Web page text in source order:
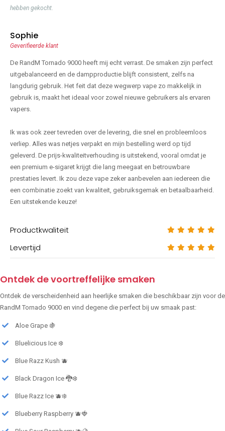
hebben gekocht.
Sophie
Geverifieerde klant
De RandM Tornado 9000 heeft mij echt verrast. De smaken zijn perfect
uitgebalanceerd en de dampproductie blijft consistent, zelfs na
langdurig gebruik. Het feit dat deze wegwerp vape zo makkelijk in
gebruik is, maakt het ideaal voor zowel nieuwe gebruikers als ervaren
vapers.
Ik was ook zeer tevreden over de levering, die snel en probleemloos
verliep. Alles was netjes verpakt en mijn bestelling werd op tijd
geleverd. De prijs-kwaliteitverhouding is uitstekend, vooral omdat je
een premium e-sigaret krijgt die lang meegaat en betrouwbare
prestaties levert. Ik zou deze vape zeker aanbevelen aan iedereen die
een combinatie zoekt van kwaliteit, gebruiksgemak en betaalbaarheid.
Een uitstekende keuze!
Productkwaliteit
Levertijd
Ontdek de voortreffelijke smaken
Ontdek de verscheidenheid aan heerlijke smaken die beschikbaar zijn voor de
RandM Tornado 9000 en vind degene die perfect bij uw smaak past:
Aloe Grape 🍇
Bluelicious Ice ❄️
Blue Razz Kush 🫐
Black Dragon Ice 🐉❄️
Blue Razz Ice 🫐❄️
Blueberry Raspberry 🫐🍓